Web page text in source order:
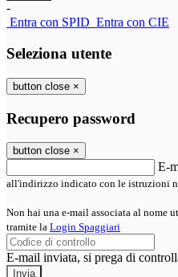
-
Entra con SPID Entra con CIE
Seleziona utente
button close ×
Recupero password
button close ×
E-
all'indirizzo indicato con le istruzioni
Non hai una e-mail associata al nome
tramite la Login Spaggiari
E-mail inviata, si prega di